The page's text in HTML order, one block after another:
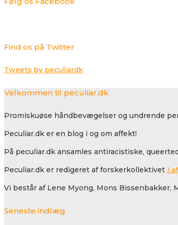
Find os på Twitter
Tweets by peculiardk
Velkommen til peculiar.dk
Promiskuøse håndbevægelser og undrende
Peculiar.dk er en blog i og om affekt!
På peculiar.dk ansamles antiracistiske,
Peculiar.dk er redigeret af forskerkollektivet I
Vi består af Lene Myong, Mons Bissenbakker,
Seneste indlæg